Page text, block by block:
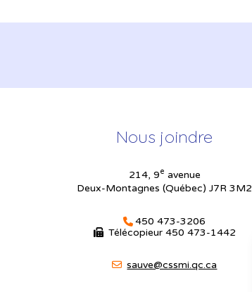
Nous joindre
214, 9e avenue
Deux-Montagnes (Québec) J7R 3M2
450 473-3206
Télécopieur 450 473-1442
sauve@cssmi.qc.ca